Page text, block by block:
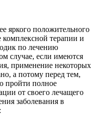
яркого положительного
комплексной терапии и
по лечению
случае, если имеются
применение некоторых
а потому перед тем,
пройти полное
от своего лечащего
заболевания в